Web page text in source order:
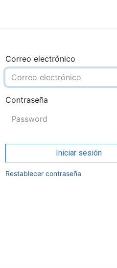
Correo electrónico
Contraseña
Iniciar sesión
Restablecer contraseña